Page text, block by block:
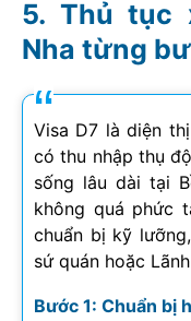
Thủ tục
Nha từng
Visa D7 là diện
có thu nhập thụ
sống lâu dài tại
không quá phức
chuẩn bị kỹ
sứ quán hoặc
Bước 1: Chuẩn bị